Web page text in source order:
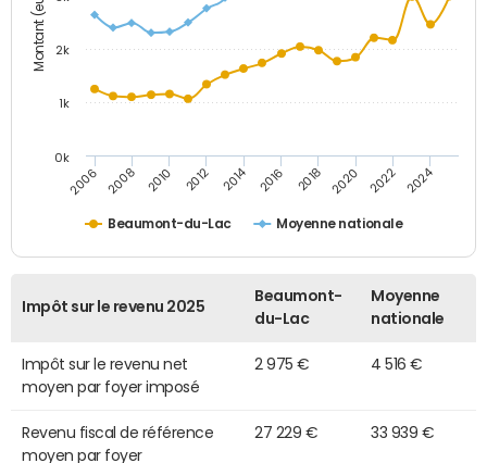
Montant (euros)
Beaumont-du-Lac Moyenne nationale
2006 2008 2010 2012 2014 2016 2018 2020 2022 2024
0k
1k
2k
Impôt sur le revenu 2025
Beaumont-
du-Lac
Moyenne
nationale
Impôt sur le revenu net
moyen par foyer imposé
2 975 € 4 516 €
Revenu fiscal de référence
moyen par foyer
27 229 € 33 939 €